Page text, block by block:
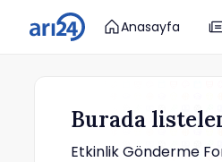
Anasayfa
Burada
Etkinlik Gönderme